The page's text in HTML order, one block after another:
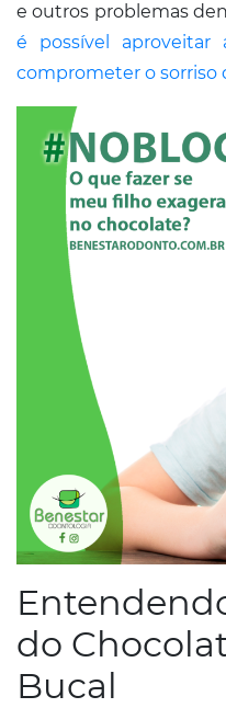
e outros problemas
é possível aproveitar
comprometer o sorriso
do
Bucal​